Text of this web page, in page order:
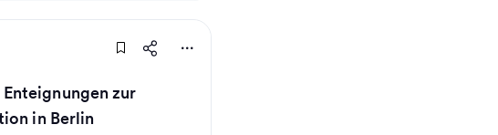
zur
in Berlin